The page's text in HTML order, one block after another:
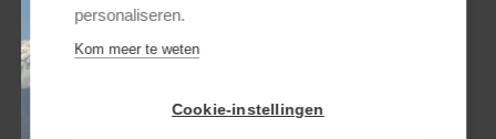
personaliseren.
Kom meer te weten
Cookie-instellingen